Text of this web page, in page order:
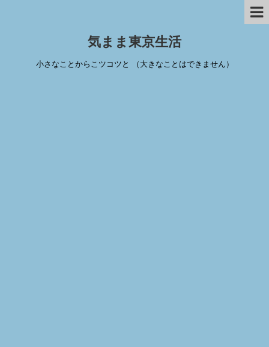
気まま東京生活
小さなことからこツコツと （大きなことはできません）